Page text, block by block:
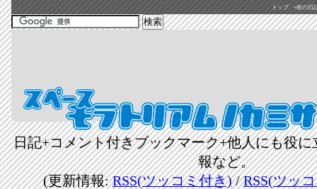
トップ «前の日
日記+コメント付きブックマーク+他人にも役
報など。
(更新情報:RSS(ツッコミ付き)/RSS(ツッ